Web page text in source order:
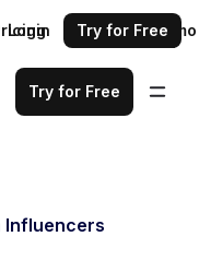
Request a demo
Login Try for Free
Try for Free
Influencers